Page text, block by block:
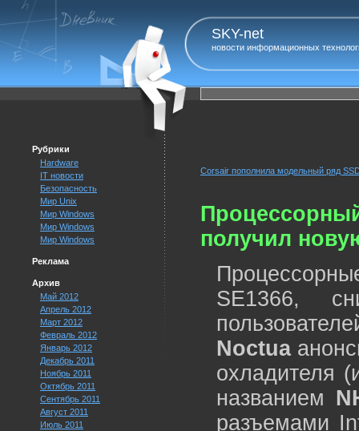
SKY-net
новости информационных
Рубрики
Hardware
IT новости
Безопасность
Мир Unix
Мир Windows
Мир Windows
Мир Windows
Реклама
Архив
Май 2012
Апрель 2012
Март 2012
Февраль 2012
Январь 2012
Декабрь 2011
Ноябрь 2011
Октябрь 2011
Сентябрь 2011
Август 2011
Июль 2011
Corsair пополнила модельный ряд
получил
SE1366,
Noctua
охладителя
названием
разъемами